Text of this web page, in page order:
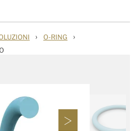
› O-RING ›